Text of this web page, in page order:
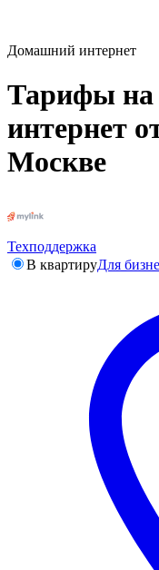
Домашний интернет
Тарифы
интернет
Москве
Техподдержка
В квартируДля